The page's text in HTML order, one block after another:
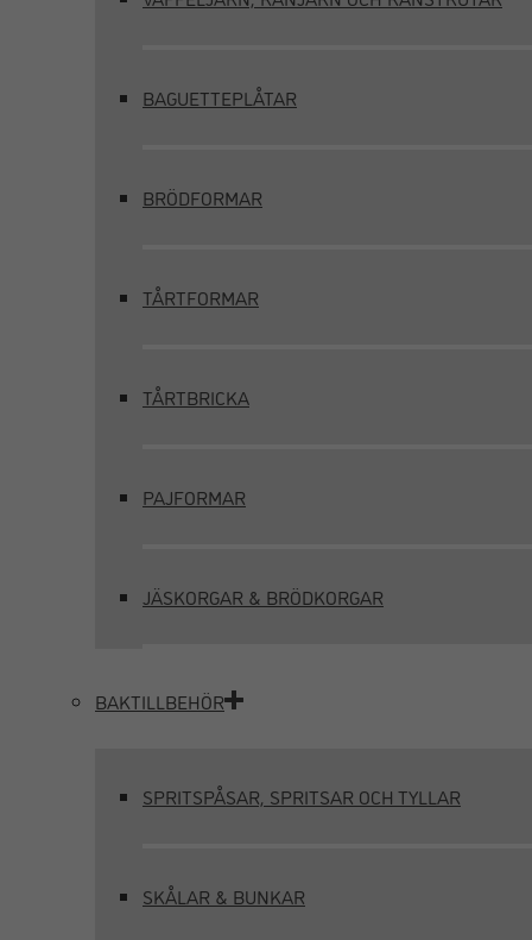
BAGUETTEPLÅTAR
BRÖDFORMAR
TÅRTFORMAR
TÅRTBRICKA
PAJFORMAR
JÄSKORGAR & BRÖDKORGAR
BAKTILLBEHÖR
SPRITSPÅSAR, SPRITSAR OCH TYLLAR
SKÅLAR & BUNKAR